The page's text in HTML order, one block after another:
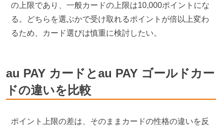
の上限であり、一般カードの上限は10,000ポイントにな
る。どちらを選ぶかで受け取れるポイントが倍以上変わ
るため、カード選びは慎重に検討したい。
au PAY カードとau PAY ゴールドカー
ドの違いを比較
ポイント上限の差は、そのままカードの性格の違いを反